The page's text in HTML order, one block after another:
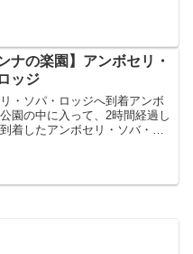
』 『ドライバー...
ナの楽園】アンボセリ・
ッジ
・ソパ・ロッジへ到着アンボ
園の中に入って、2時間経過し
着したアンボセリ・ソバ・ロ
私が行った...